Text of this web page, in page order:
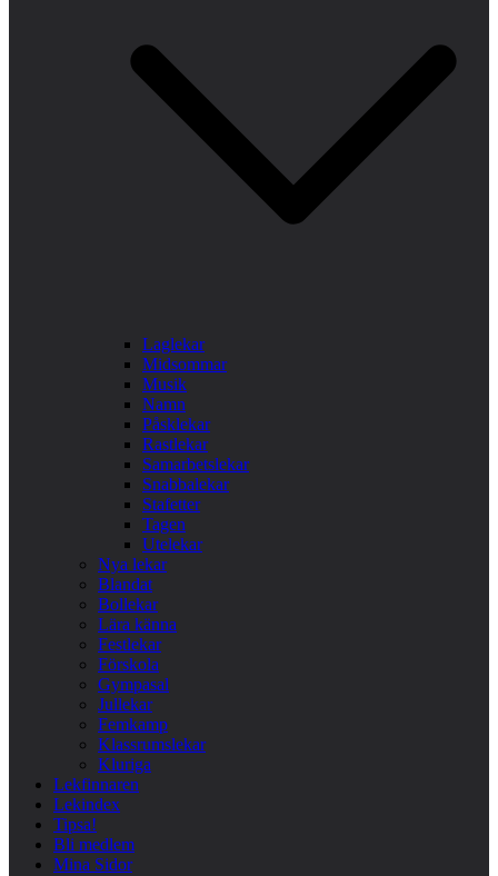
Laglekar
Midsommar
Musik
Namn
Påsklekar
Rastlekar
Samarbetslekar
Snabbalekar
Stafetter
Tagen
Utelekar
Nya lekar
Blandat
Bollekar
Lära känna
Festlekar
Förskola
Gympasal
Jullekar
Femkamp
Klassrumslekar
Kluriga
Lekfinnaren
Lekindex
Tipsa!
Bli medlem
Mina Sidor